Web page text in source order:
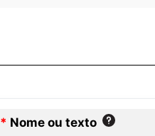
* Nome ou texto